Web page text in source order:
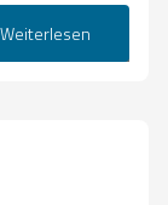
Weiterlesen